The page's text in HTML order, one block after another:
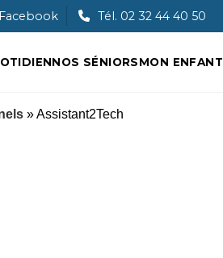
Facebook Tél. 02 32 44 40 50
NOS SÉNIORSMON ENFANT
» Assistant2Tech